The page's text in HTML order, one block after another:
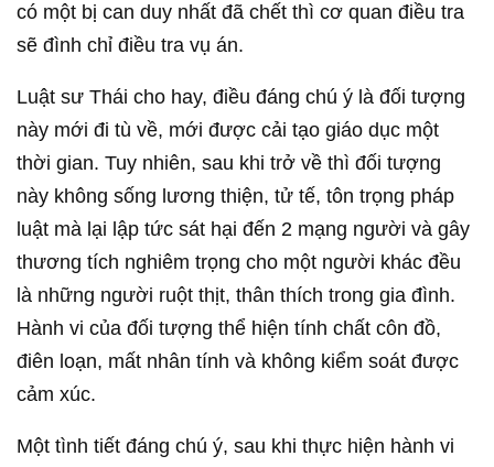
có một bị can duy nhất đã chết thì cơ quan điều tra
sẽ đình chỉ điều tra vụ án.
Luật sư Thái cho hay, điều đáng chú ý là đối tượng
này mới đi tù về, mới được cải tạo giáo dục một
thời gian. Tuy nhiên, sau khi trở về thì đối tượng
này không sống lương thiện, tử tế, tôn trọng pháp
luật mà lại lập tức sát hại đến 2 mạng người và gây
thương tích nghiêm trọng cho một người khác đều
là những người ruột thịt, thân thích trong gia đình.
Hành vi của đối tượng thể hiện tính chất côn đồ,
điên loạn, mất nhân tính và không kiểm soát được
cảm xúc.
Một tình tiết đáng chú ý, sau khi thực hiện hành vi